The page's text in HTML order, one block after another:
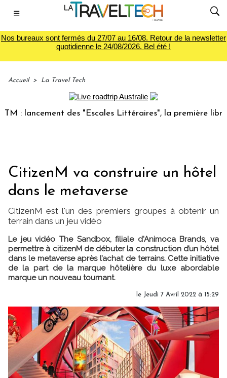
☰
Nos bureaux sont fermés du 27/07 au 16/08. Retour de la newsletter
quotidienne le 24/08/2026. Bel été !
Accueil > La Travel Tech
lancement des "Escales Littéraires", la première librairie
CitizenM va construire un hôtel
dans le metaverse
CitizenM est l'un des premiers groupes à obtenir un
terrain dans un jeu vidéo
Le jeu vidéo The Sandbox, filiale d'Animoca Brands, va
permettre à citizenM de débuter la construction d’un hôtel
dans le metaverse après l’achat de terrains. Cette initiative
de la part de la marque hôtelière du luxe abordable
marque un nouveau tournant.
le Jeudi 7 Avril 2022 à 15:29